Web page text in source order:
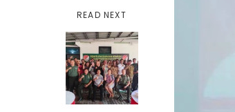
READ NEXT